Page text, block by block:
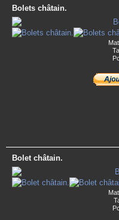
Bolets châtain.
Bolet châtain.